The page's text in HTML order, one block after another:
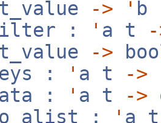
-> ' b
: ' a t
->
: ' a t ->
: ' a t ->
: ' a